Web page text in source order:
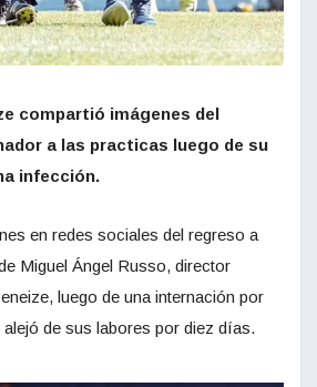
compartió imágenes del
a las practicas luego de su
infección.
en redes sociales del regreso a
Miguel Ángel Russo, director
luego de una internación por
de sus labores por diez días.